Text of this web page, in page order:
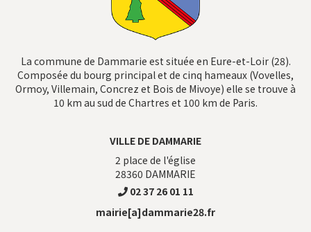
La commune de Dammarie est située en Eure-et-Loir (28).
Composée du bourg principal et de cinq hameaux (Vovelles,
Ormoy, Villemain, Concrez et Bois de Mivoye) elle se trouve à
10 km au sud de Chartres et 100 km de Paris.
VILLE DE DAMMARIE
2 place de l'église
28360 DAMMARIE
02 37 26 01 11
mairie[a]dammarie28.fr